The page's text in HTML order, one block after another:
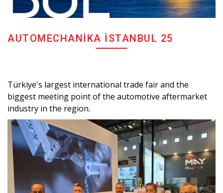
AUTOMECHANIKA İSTANBUL 25
Türkiye's largest international trade fair and the
biggest meeting point of the automotive aftermarket
industry in the region.